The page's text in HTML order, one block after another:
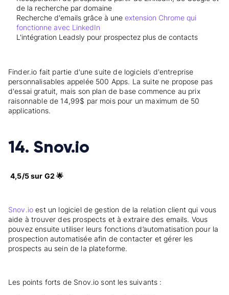
de la recherche par domaine
Recherche d'emails grâce à une extension Chrome qui
fonctionne avec LinkedIn
L'intégration Leadsly pour prospectez plus de contacts
Finder.io fait partie d'une suite de logiciels d'entreprise
personnalisables appelée 500 Apps. La suite ne propose pas
d'essai gratuit, mais son plan de base commence au prix
raisonnable de 14,99$ par mois pour un maximum de 50
applications.
14. Snov.io
4,5/5 sur G2 🌟
Snov.io est un logiciel de gestion de la relation client qui vous
aide à trouver des prospects et à extraire des emails. Vous
pouvez ensuite utiliser leurs fonctions d’automatisation pour la
prospection automatisée afin de contacter et gérer les
prospects au sein de la plateforme.
Les points forts de Snov.io sont les suivants :